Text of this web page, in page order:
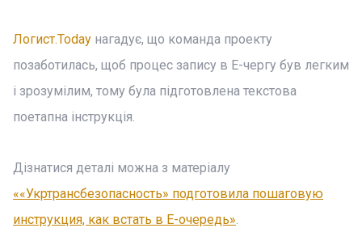
Логист.Today нагадує, що команда проекту
позаботилась, щоб процес запису в Е-чергу був легким
і зрозумілим, тому була підготовлена текстова
поетапна інструкція.
Дізнатися деталі можна з матеріалу
««Укртрансбезопасность» подготовила пошаговую
инструкция, как встать в Е-очередь».